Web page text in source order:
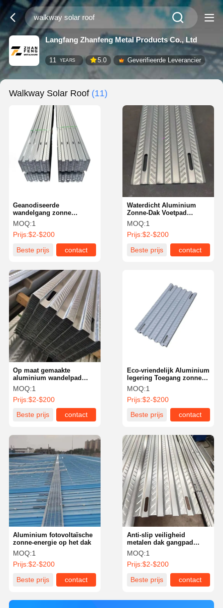
Langfang Zhanfeng Metal Products Co., Ltd
11 YEARS 5.0 Geverifieerde Leverancier
Walkway Solar Roof (11)
Geanodiseerde
wandelgang zonne
dakbedekking
weerbestendige voor
fotovoltaïsche panelen
MOQ:1
Prijs:$2-$200
Beste prijs
contact
Waterdicht Aluminium
Zonne-Dak Voetpad
Pultruded Griet niet-
glijdend
MOQ:1
Prijs:$2-$200
Beste prijs
contact
Op maat gemaakte
aluminium wandelpad
zonnepanelen rooster
lichtgewicht
MOQ:1
Prijs:$2-$200
Beste prijs
contact
Eco-vriendelijk Aluminium
legering Toegang zonne
dakpad systeem
weerbestendige
MOQ:1
Prijs:$2-$200
Beste prijs
contact
Aluminium fotovoltaïsche
zonne-energie op het dak
MOQ:1
Prijs:$2-$200
Beste prijs
contact
Anti-slip veiligheid
metalen dak gangpad
systemen rooster voor
zonnepanelen
MOQ:1
Prijs:$2-$200
Beste prijs
contact